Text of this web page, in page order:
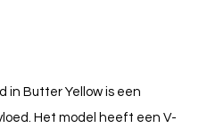
in Butter Yellow is een
Het model heeft een V-